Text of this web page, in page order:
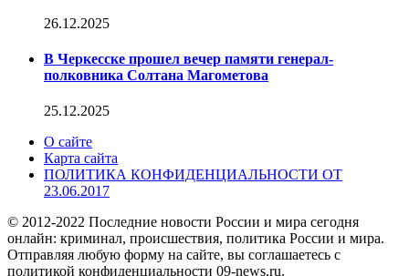
26.12.2025
В Черкесске прошел вечер памяти генерал-
полковника Солтана Магометова
25.12.2025
О сайте
Карта сайта
ПОЛИТИКА КОНФИДЕНЦИАЛЬНОСТИ ОТ
23.06.2017
© 2012-2022 Последние новости России и мира сегодня
онлайн: криминал, происшествия, политика России и мира.
Отправляя любую форму на сайте, вы соглашаетесь с
политикой конфиденциальности 09-news.ru.